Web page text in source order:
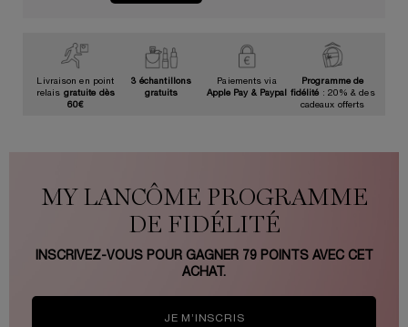
Livraison en point
relais gratuite dès
60€
3 échantillons
gratuits
Paiements via
Apple Pay & Paypal
Programme de
fidélité : 20% & des
cadeaux offerts
MY LANCÔME PROGRAMME
DE FIDÉLITÉ
INSCRIVEZ-VOUS POUR GAGNER 79POINTS AVEC CET
ACHAT.
JE M’INSCRIS